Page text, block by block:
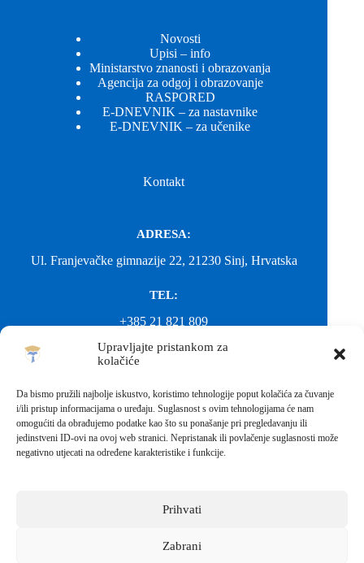
Upravljajte pristankom za
kolačiće
Da bismo pružili najbolje iskustvo, koristimo tehnologije poput kolačića za čuvanje
i/ili pristup informacijama o uređaju. Suglasnost s ovim tehnologijama će nam
omogućiti da obrađujemo podatke kao što su ponašanje pri pregledavanju ili
jedinstveni ID-ovi na ovoj web stranici. Nepristanak ili povlačenje suglasnosti može
negativno utjecati na određene karakteristike i funkcije.
Prihvati
Zabrani
Novosti
Upisi – info
Ministarstvo znanosti i obrazovanja
Agencija za odgoj i obrazovanje
RASPORED
E-DNEVNIK – za nastavnike
E-DNEVNIK – za učenike
Kontakt
ADRESA:
Ul. Franjevačke gimnazije 22, 21230 Sinj, Hrvatska
TEL:
+385 21 821 809
EMAIL:
EMAIL:
fkgsinj@gmail.com
Svako neovlašteno preuzimanje fotografija i sadržaja s ove web
Sva prava pridržana © 2026 - FRANJEVAČKA KLASIČNA
PRAVOM JAVNOSTI